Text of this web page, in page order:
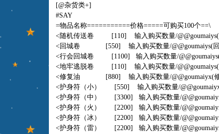
[@杂货类+]
#SAY
=物品名称===========价格=====可购买100个==\
<随机传送卷 [110] 输入购买数量/@@goumaiys
<回城卷 [550] 输入购买数量/@@goumaiys(
<行会回城卷 [1100] 输入购买数量/@@goumaiys
<地牢逃脱卷 [110] 输入购买数量/@@goumaiys
<修复油 [880] 输入购买数量/@@goumaiyx(
<护身符（小） [550] 输入购买数量/
<护身符（中） [3300] 输入购买数量/
<护身符（火） [2200] 输入购买数量/
<护身符（冰） [2200] 输入购买数量/
<护身符（雷） [2200] 输入购买数量/